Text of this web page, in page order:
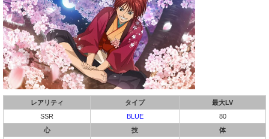
レアリティ タイプ
最大LV
SSR
BLUE
80
心
技
体